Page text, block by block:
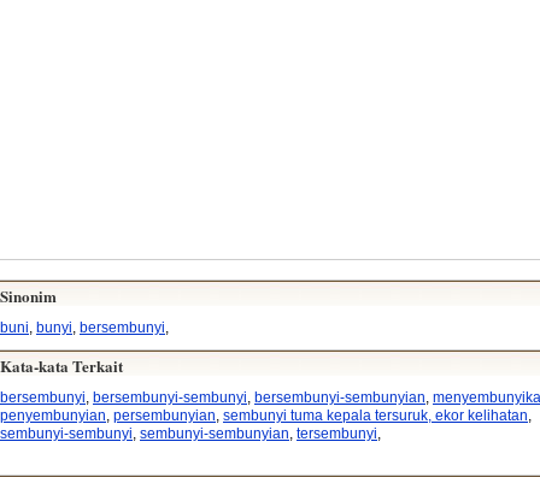
Sinonim
buni bunyi bersembunyi
Kata-kata Terkait
bersembunyi, bersembunyi-sembunyi, bersembunyi-sembunyian,
penyembunyian, persembunyian, sembunyi tuma kepala tersuruk, ekor kelihatan,
sembunyi-sembunyi, sembunyi-sembunyian, tersembunyi,